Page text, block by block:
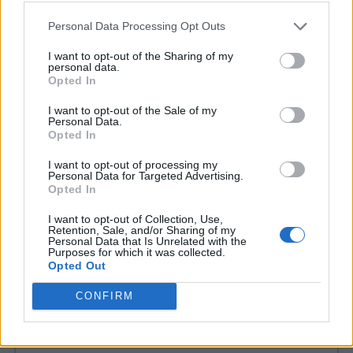
Personal Data Processing Opt Outs
I want to opt-out of the Sharing of my
personal data.
Opted In
I want to opt-out of the Sale of my
Personal Data.
Opted In
I want to opt-out of processing my
Personal Data for Targeted Advertising.
Opted In
I want to opt-out of Collection, Use,
Retention, Sale, and/or Sharing of my
Personal Data that Is Unrelated with the
Purposes for which it was collected.
Opted Out
CONFIRM
Lavori estivi all’estero: 7 impieghi
stagionali
Lavori estivi: i 5 più richiesti
COMMENTI